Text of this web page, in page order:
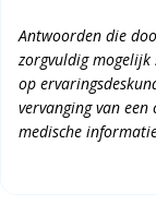
Antwoorden die
zorgvuldig mogelijk
op
vervanging van
medische